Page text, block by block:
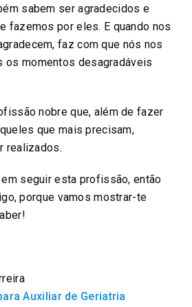
sabem ser agradecidos e
fazemos por eles. E quando nos
faz com que nós nos
os momentos desagradáveis
nobre que, além de fazer
que mais precisam,
realizados.
seguir esta profissão, então
porque vamos mostrar-te
Auxiliar de Geriatria